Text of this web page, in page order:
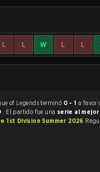
L L W L L
El partido de League of Legends terminó 0 - 1 a favor
. El partido fue una serie al mejor
1st Division Summer 2026